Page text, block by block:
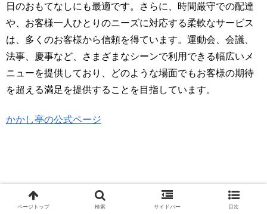
日のおもてなしにも最適です。さらに、時間厳守での配達
や、お客様一人ひとりのニーズに対応する柔軟なサービス
は、多くのお客様から信頼を得ています。運動会、会議、
法事、慶事など、さまざまなシーンで利用できる幅広いメ
ニューを提供しており、どのような場面でもお客様の期待
を超える満足を提供することを目指しています。
かかし亭の公式ページ
ページトップ 検索 サイドバー 目次